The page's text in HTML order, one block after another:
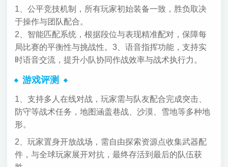
1、公平竞技机制，所有玩家初始装备一致，胜负取决
于操作与团队配合。
2、智能匹配系统，根据段位与表现精准配对，保障每
局比赛的平衡性与挑战性。 3、语音指挥功能，支持实
时语音交流，提升小队协同作战效率与战术执行力。
游戏评测
1、支持多人在线对战，玩家需与队友配合完成突击、
防守等战术任务，地图涵盖巷战、沙漠、雪地等多种地
形。
2、玩家置身开放战场，需自由探索资源点收集武器配
件，与全球玩家展开对抗，最终存活到最后的队伍获